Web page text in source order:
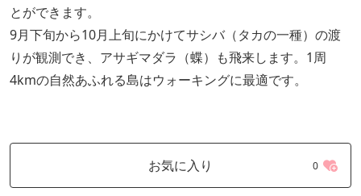
とができます。
9月下旬から10月上旬にかけてサシバ（タカの一種）の渡
りが観測でき、アサギマダラ（蝶）も飛来します。1周
4kmの自然あふれる島はウォーキングに最適です。
お気に入り 0